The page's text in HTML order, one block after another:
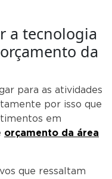
a tecnologia
da
para as atividades
por isso que
em
orçamento da área
que ressaltam